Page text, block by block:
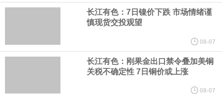
（含境内发明专利20项）。
宇树科技董事长、总经理兼首席技术官王兴兴在网上路演时表示，
经过多年研发创新和技术积累，公司逐步形成了包括一体化关节集
长江有色：7日镍价下跌 市场情绪谨
慎现货交投观望
08-07
长江有色：刚果金出口禁令叠加美铜
关税不确定性 7日铜价或上涨
08-07